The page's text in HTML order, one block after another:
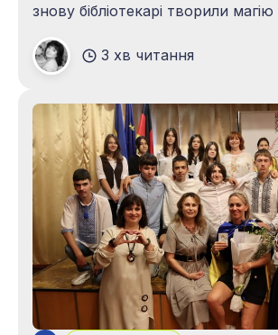
знову бібліотекарі творили
бібліотеки. У перший день
відвідувачі бібліотечного стенду
книжково-розважальні пригоди
казковими персонажами –
Абеткою. Діти відгадували
3 хв читання